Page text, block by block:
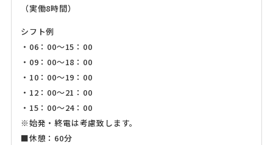
（実働8時間）
シフト例
・06：00～15：00
・09：00～18：00
・10：00～19：00
・12：00～21：00
・15：00～24：00
※始発・終電は考慮致します。
■休憩：60分